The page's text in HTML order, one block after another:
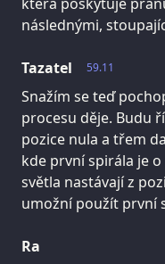
následnými,
59.11
Tazatel
Snažím se teď
procesu děje. Budu
pozice nula a třem
kde první spirála je o
světla nastávají z
umožní použít první
Ra